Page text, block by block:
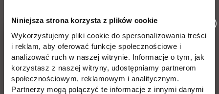
Niniejsza strona korzysta z plików cookie
Wykorzystujemy pliki cookie do spersonalizowania treści
i reklam, aby oferować funkcje społecznościowe i
analizować ruch w naszej witrynie. Informacje o tym, jak
korzystasz z naszej witryny, udostępniamy partnerom
społecznościowym, reklamowym i analitycznym.
Partnerzy mogą połączyć te informacje z innymi danymi
certyfikat znajomości języka polskiego na poziomie B2
lub zaświadczenie o ukończeniu kursu
przygotowawczego do podjęcia nauki na studiach w
języku polskim.